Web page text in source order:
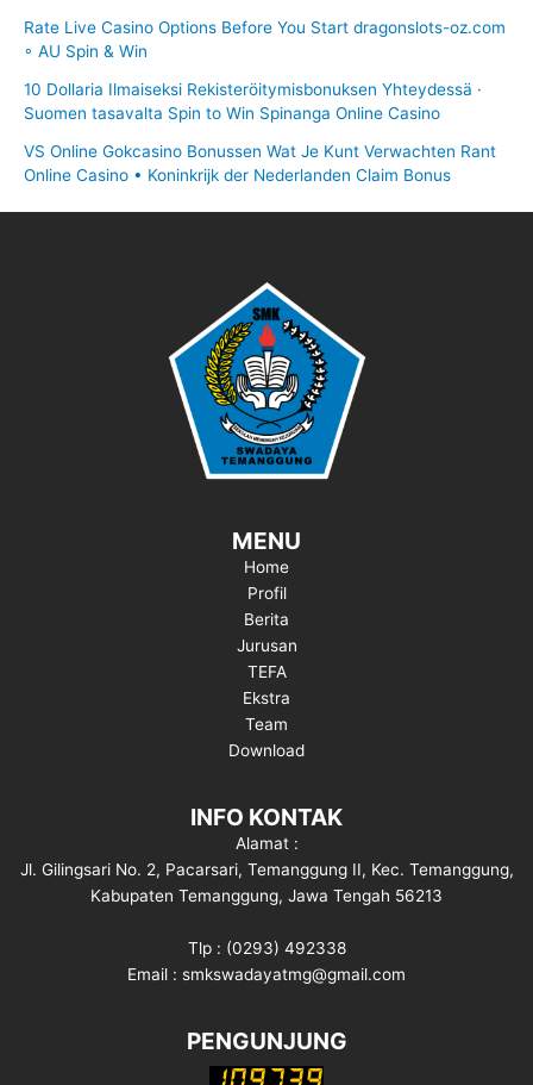
Rate Live Casino Options Before You Start dragonslots-oz.com
◦ AU Spin & Win
10 Dollaria Ilmaiseksi Rekisteröitymisbonuksen Yhteydessä ·
Suomen tasavalta Spin to Win Spinanga Online Casino
VS Online Gokcasino Bonussen Wat Je Kunt Verwachten Rant
Online Casino • Koninkrijk der Nederlanden Claim Bonus
MENU
Home
Profil
Berita
Jurusan
TEFA
Ekstra
Team
Download
INFO KONTAK
Alamat :
Jl. Gilingsari No. 2, Pacarsari, Temanggung II, Kec. Temanggung,
Kabupaten Temanggung, Jawa Tengah 56213
Tlp : (0293) 492338
Email : smkswadayatmg@gmail.com
PENGUNJUNG